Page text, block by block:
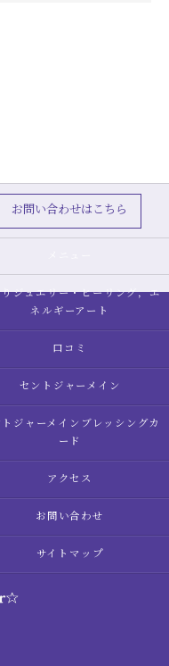
お問い合わせはこちら
ジュエリー・ヒーリング，エ
ネルギーアート
口コミ
セントジャーメイン
ジャーメインブレッシングカ
ード
アクセス
お問い合わせ
サイトマップ